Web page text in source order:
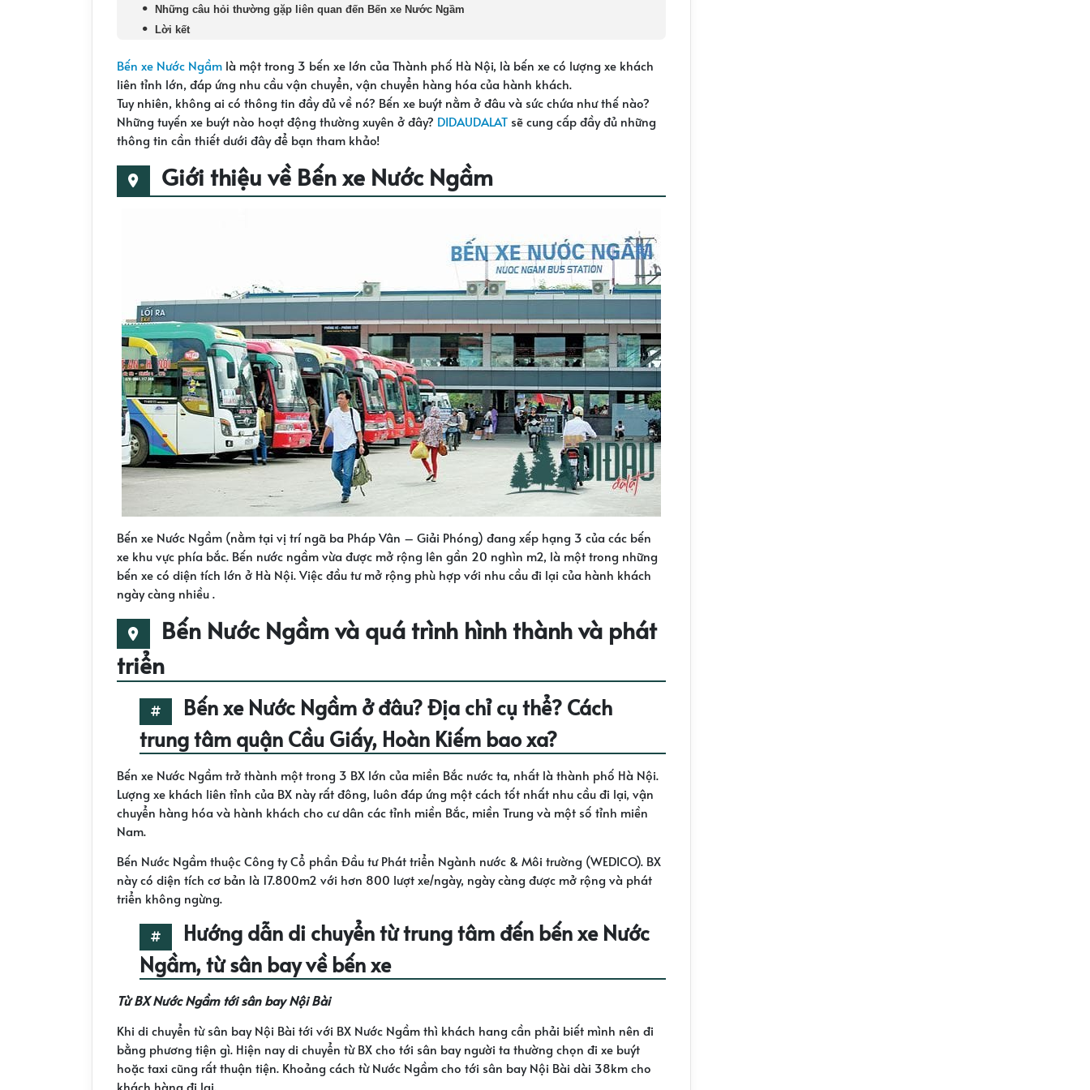
Những câu hỏi thường gặp liên quan đến Bến xe Nước Ngầm
Lời kết
Bến xe Nước Ngầmlà một trong 3 bến xe lớn của Thành phố Hà Nội, là bến xe có lượng xe khách
liên tỉnh lớn, đáp ứng nhu cầu vận chuyển, vận chuyển hàng hóa của hành khách.
Tuy nhiên, không ai có thông tin đầy đủ về nó? Bến xe buýt nằm ở đâu và sức chứa như thế nào?
Những tuyến xe buýt nào hoạt động thường xuyên ở đây? DIDAUDALATsẽ cung cấp đầy đủ những
thông tin cần thiết dưới đây để bạn tham khảo!
Giới thiệu về Bến xe Nước Ngầm
Bến xe Nước Ngầm (nằm tại vị trí ngã ba Pháp Vân – Giải Phóng) đang xếp hạng 3 của các bến
xe khu vực phía bắc. Bến nước ngầm vừa được mở rộng lên gần 20 nghìn m2, là một trong những
bến xe có diện tích lớn ở Hà Nội. Việc đầu tư mở rộng phù hợp với nhu cầu đi lại của hành khách
ngày càng nhiều .
Bến Nước Ngầm và quá trình hình thành và phát
triển
Bến xe Nước Ngầm ở đâu? Địa chỉ cụ thể? Cách
trung tâm quận Cầu Giấy, Hoàn Kiếm bao xa?
Bến xe Nước Ngầm trở thành một trong 3 BX lớn của miền Bắc nước ta, nhất là thành phố Hà Nội.
Lượng xe khách liên tỉnh của BX này rất đông, luôn đáp ứng một cách tốt nhất nhu cầu đi lại, vận
chuyển hàng hóa và hành khách cho cư dân các tỉnh miền Bắc, miền Trung và một số tỉnh miền
Nam.
Bến Nước Ngầm thuộc Công ty Cổ phần Đầu tư Phát triển Ngành nước & Môi trường (WEDICO). BX
này có diện tích cơ bản là 17.800m2 với hơn 800 lượt xe/ngày, ngày càng được mở rộng và phát
triển không ngừng.
Hướng dẫn di chuyển từ trung tâm đến bến xe Nước
Ngầm, từ sân bay về bến xe
Từ BX Nước Ngầm tới sân bay Nội Bài
Khi di chuyển từ sân bay Nội Bài tới với BX Nước Ngầm thì khách hang cần phải biết mình nên đi
bằng phương tiện gì. Hiện nay di chuyển từ BX cho tới sân bay người ta thường chọn đi xe buýt
hoặc taxi cũng rất thuận tiện. Khoảng cách từ Nước Ngầm cho tới sân bay Nội Bài dài 38km cho
khách hàng đi lại.